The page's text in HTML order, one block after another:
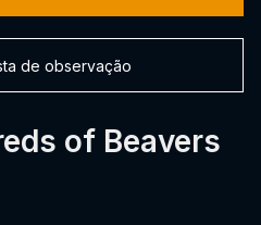
of Beavers
de observação